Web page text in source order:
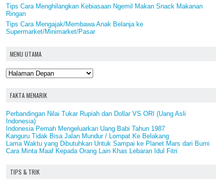
Tips Cara Menghilangkan Kebiasaan Ngemil Makan Snack Makanan
Ringan
Tips Cara Mengajak/Membawa Anak Belanja ke
Supermarket/Minimarket/Pasar
MENU UTAMA
FAKTA MENARIK
Perbandingan Nilai Tukar Rupiah dan Dollar VS ORI (Uang Asli
Indonesia)
Indonesia Pernah Mengeluarkan Uang Babi Tahun 1987
Kanguru Tidak Bisa Jalan Mundur / Lompat Ke Belakang
Lama Waktu yang Dibutuhkan Untuk Sampai ke Planet Mars dari Bumi
Cara Minta Maaf Kepada Orang Lain Khas Lebaran Idul Fitri
TIPS & TRIK